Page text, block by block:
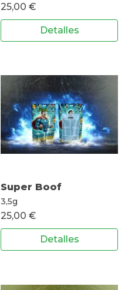
25,00 €
Detalles
Super Boof
3,5g
25,00 €
Detalles